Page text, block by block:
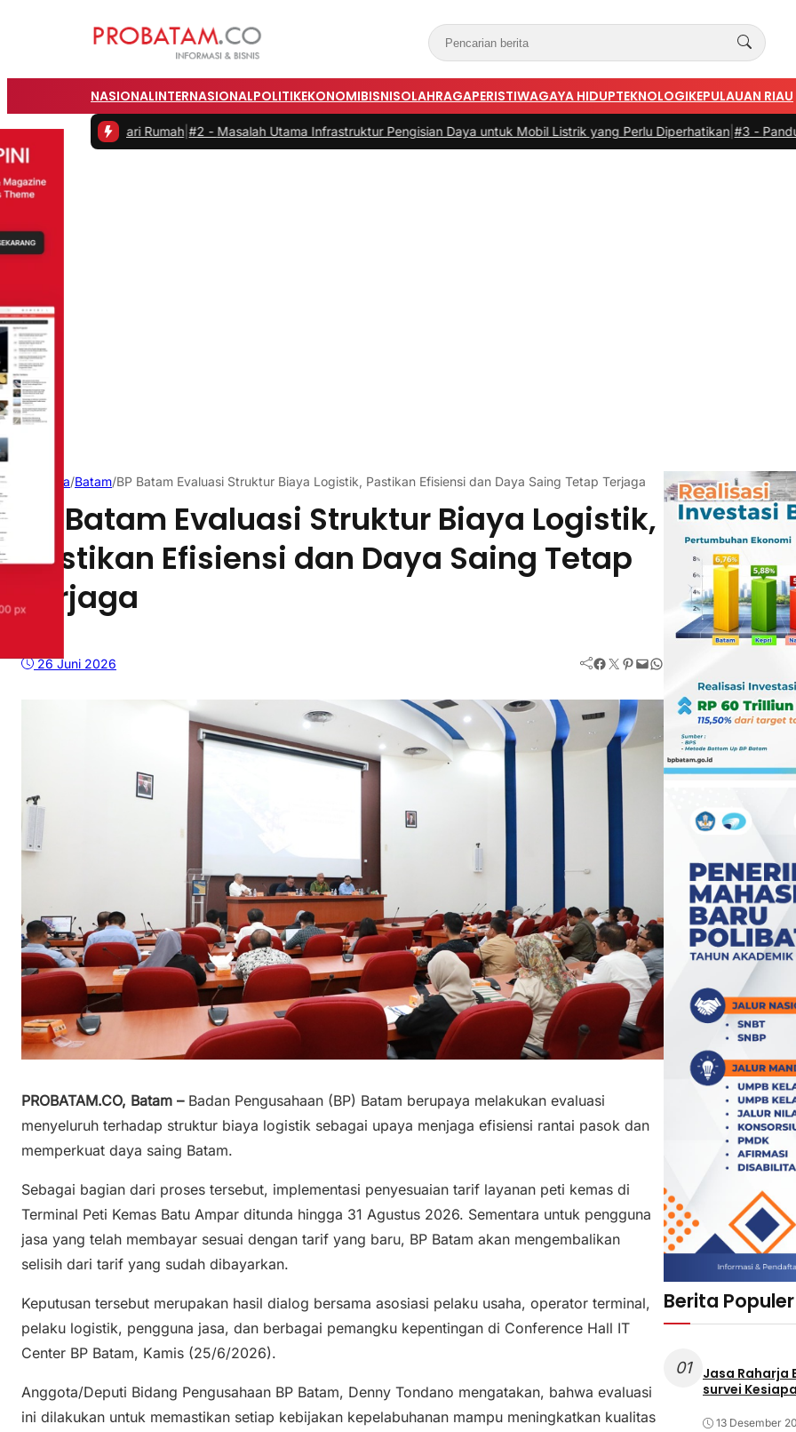
NASIONALINTERNASIONALPOLITIKEKONOMIBISNISOLAHRAGAPERISTIWAGAYA HIDUPTEKNOLOGIKEPULAUAN RIAU
Rumah #2 - Masalah Utama Infrastruktur Pengisian Daya untuk Mobil Listrik yang Perlu Diperhatikan| #3 -Panduan Belanja Online
Beranda/Batam/BP Batam Evaluasi Struktur Biaya Logistik, Pastikan Efisiensi dan Daya Saing Tetap Terjaga
BP Batam Evaluasi Struktur Biaya Logistik,
Pastikan Efisiensi dan Daya Saing Tetap
Terjaga
26 Juni 2026 Facebook Twitter Pinterest Mail WhatsApp
PROBATAM.CO, Batam – Badan Pengusahaan (BP) Batam berupaya melakukan evaluasi
menyeluruh terhadap struktur biaya logistik sebagai upaya menjaga efisiensi rantai pasok dan
memperkuat daya saing Batam.
Sebagai bagian dari proses tersebut, implementasi penyesuaian tarif layanan peti kemas di
Terminal Peti Kemas Batu Ampar ditunda hingga 31 Agustus 2026. Sementara untuk pengguna
jasa yang telah membayar sesuai dengan tarif yang baru, BP Batam akan mengembalikan
selisih dari tarif yang sudah dibayarkan.
Keputusan tersebut merupakan hasil dialog bersama asosiasi pelaku usaha, operator terminal,
pelaku logistik, pengguna jasa, dan berbagai pemangku kepentingan di Conference Hall IT
Center BP Batam, Kamis (25/6/2026).
Anggota/Deputi Bidang Pengusahaan BP Batam, Denny Tondano mengatakan, bahwa evaluasi
ini dilakukan untuk memastikan setiap kebijakan kepelabuhanan mampu meningkatkan kualitas
Berita Populer
01
Jasa Raharja
survei
13 Desember